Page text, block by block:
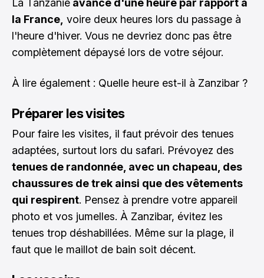
La Tanzanie avance d'une heure par rapport à
la France, voire deux heures lors du passage à
l'heure d'hiver. Vous ne devriez donc pas être
complètement dépaysé lors de votre séjour.
À lire également : Quelle heure est-il à Zanzibar ?
Préparer les visites
Pour faire les visites, il faut prévoir des tenues
adaptées, surtout lors du safari. Prévoyez des
tenues de randonnée, avec un chapeau, des
chaussures de trek ainsi que des vêtements
qui respirent. Pensez à prendre votre appareil
photo et vos jumelles. À Zanzibar, évitez les
tenues trop déshabillées. Même sur la plage, il
faut que le maillot de bain soit décent.